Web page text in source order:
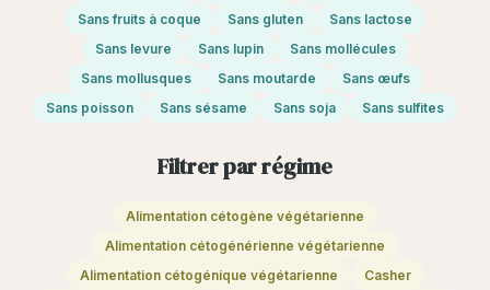
Sans fruits à coque
Sans gluten
Sans lactose
Sans levure
Sans lupin
Sans mollécules
Sans mollusques
Sans moutarde
Sans œufs
Sans poisson
Sans sésame Sans soja Sans sulfites
Filtrer par régime
Alimentation cétogène végétarienne
Alimentation cétogénérienne végétarienne
Alimentation cétogénique végétarienne
Casher